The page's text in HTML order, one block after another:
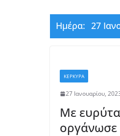
Ημέρα: 27
ΚΕΡΚΥΡΑ
27 Ιανουαρίου,
Με
οργάνωσε